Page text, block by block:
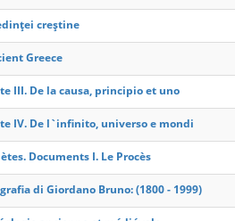
creştine
Greece
III. De la causa, principio et uno
IV. De l`infinito, universo e mondi
Documents I. Le Procès
di Giordano Bruno: (1800 - 1999)